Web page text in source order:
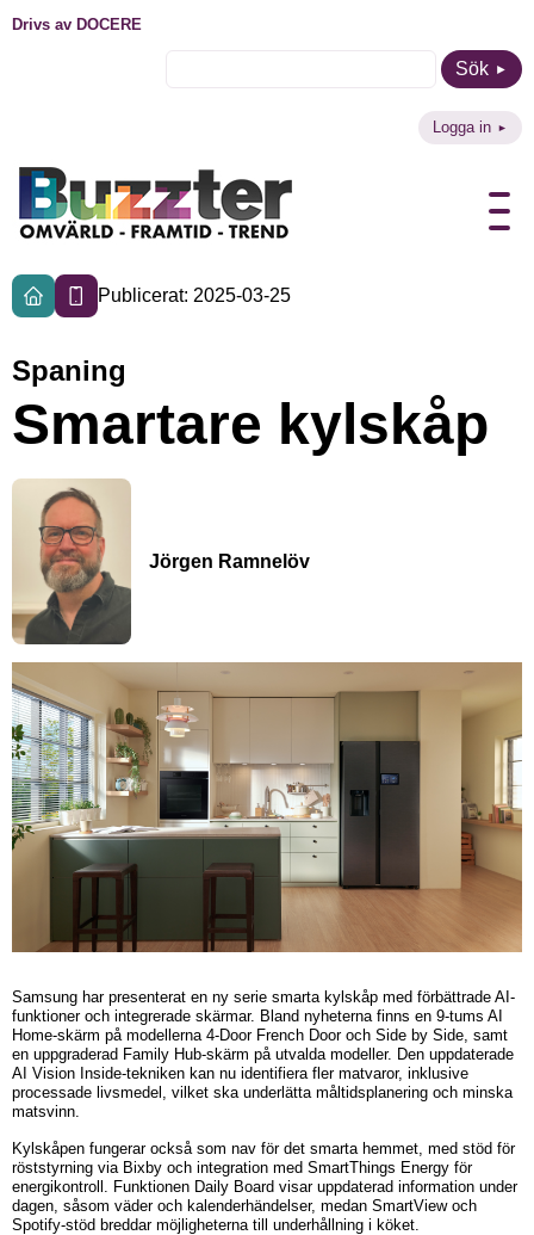
Drivs av DOCERE
Sök
Logga in
Publicerat: 2025-03-25
Spaning
Smartare kylskåp
Jörgen Ramnelöv
Samsung har presenterat en ny serie smarta kylskåp med förbättrade AI-
funktioner och integrerade skärmar. Bland nyheterna finns en 9-tums AI
Home-skärm på modellerna 4-Door French Door och Side by Side, samt
en uppgraderad Family Hub-skärm på utvalda modeller. Den uppdaterade
AI Vision Inside-tekniken kan nu identifiera fler matvaror, inklusive
processade livsmedel, vilket ska underlätta måltidsplanering och minska
matsvinn.
Kylskåpen fungerar också som nav för det smarta hemmet, med stöd för
röststyrning via Bixby och integration med SmartThings Energy för
energikontroll. Funktionen Daily Board visar uppdaterad information under
dagen, såsom väder och kalenderhändelser, medan SmartView och
Spotify-stöd breddar möjligheterna till underhållning i köket.